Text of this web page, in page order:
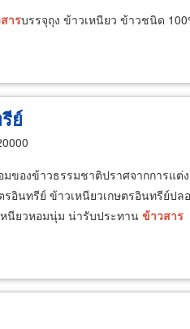
ารบรรจุถุง ข้าวเหนียว ข้าวชนิด
ย์
ของข้าวธรรมชาติปราศจากการแ
อินทรีย์ ข้าวเหนียวเกษตรอินทรีย์ป
นียวหอมนุ่ม น่ารับประทาน ข้าวสาร